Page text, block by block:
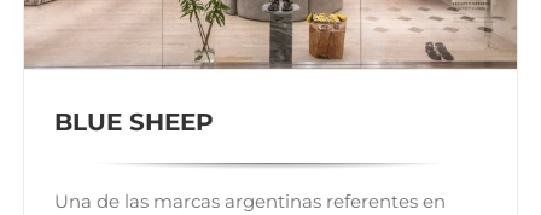
BLUE SHEEP
Una de las marcas argentinas referentes en